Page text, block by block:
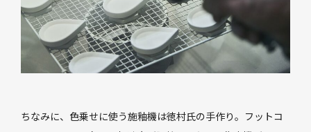
ちなみに、色乗せに使う施釉機は徳村氏の手作り。フットコ